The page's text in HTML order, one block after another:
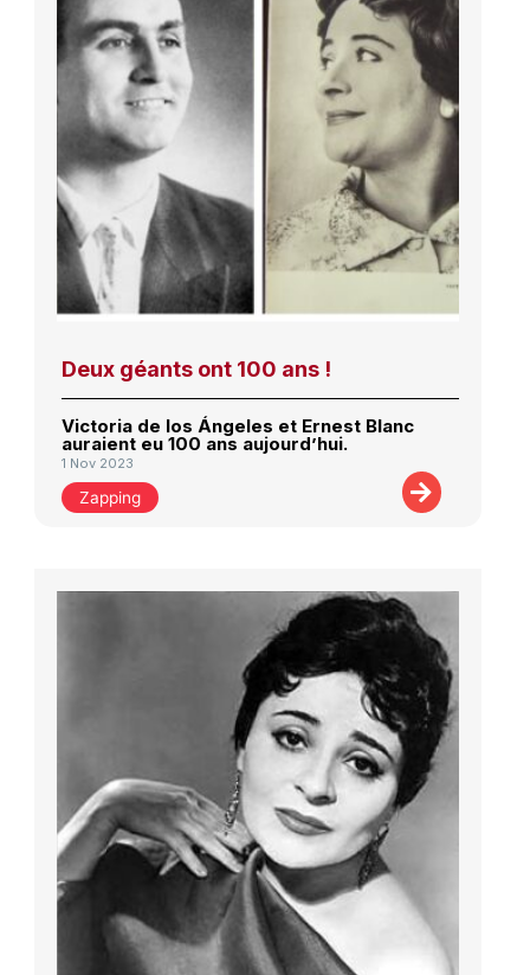
Deux géants ont 100 ans !
Victoria de los Ángeles et Ernest Blanc
auraient eu 100 ans aujourd’hui.
1 Nov 2023
Zapping